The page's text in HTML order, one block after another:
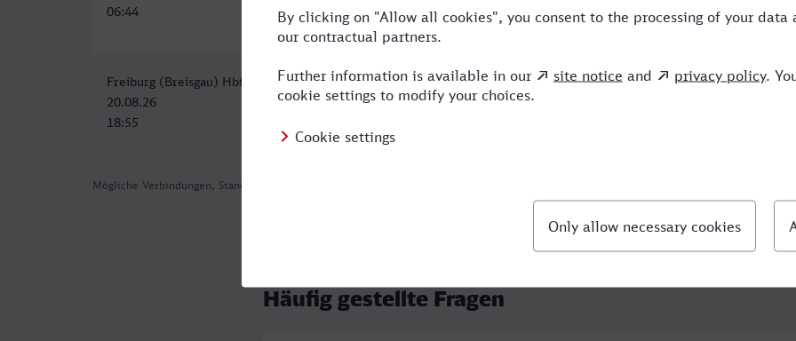
Mögliche Verbindungen, Stand: 2026-08-06 02:58
06:44
09:03
Freiburg (Breisgau) Hbf
20.08.26
18:55
Ludwigsburg
20.08.26
2:34 2 RE,ICE
Häufig gestellte Fragen